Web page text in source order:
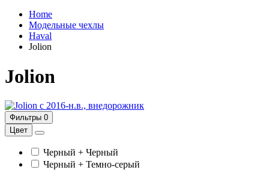
Home
Модельные чехлы
Haval
Jolion
Jolion
c 2016-н.в., внедорожник
Фильтры 0
Цвет
Черный + Черный
Черный + Темно-серый